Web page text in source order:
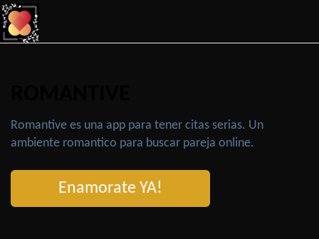
Romantive es una app para tener citas serias. Un
ambiente romantico para buscar pareja online.
Enamorate YA!